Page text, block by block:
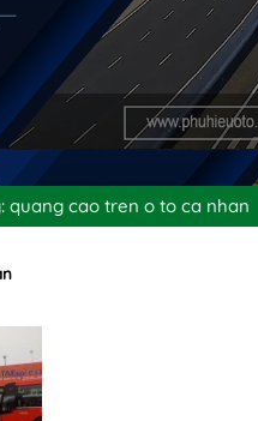
quang cao tren o to ca nhan